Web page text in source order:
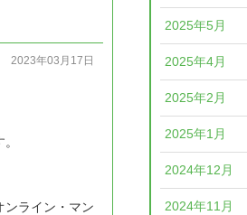
2023年03月17日
ライン・マン
2025年5月
2025年4月
2025年2月
2025年1月
2024年12月
2024年11月